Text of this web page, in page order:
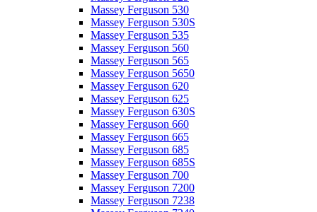
Massey Ferguson 530
Massey Ferguson 530S
Massey Ferguson 535
Massey Ferguson 560
Massey Ferguson 565
Massey Ferguson 5650
Massey Ferguson 620
Massey Ferguson 625
Massey Ferguson 630S
Massey Ferguson 660
Massey Ferguson 665
Massey Ferguson 685
Massey Ferguson 685S
Massey Ferguson 700
Massey Ferguson 7200
Massey Ferguson 7238